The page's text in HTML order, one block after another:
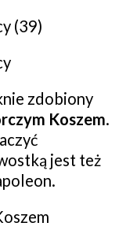
zdobiony
Koszem.
jest też